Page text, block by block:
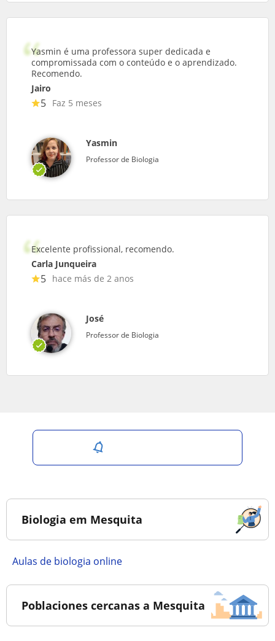
Yasmin é uma professora super dedicada e
compromissada com o conteúdo e o aprendizado.
Recomendo.
Jairo
5 Faz 5 meses
Yasmin
Professor de Biologia
Excelente profissional, recomendo.
Carla Junqueira
5 hace más de 2 anos
José
Professor de Biologia
Biologia em Mesquita
Aulas de biologia online
Poblaciones cercanas a Mesquita